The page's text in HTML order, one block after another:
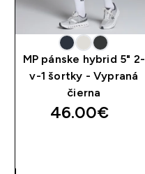
MP pánske hybrid 5" 2-
v-1 šortky - Vypraná
čierna
46.00€‎